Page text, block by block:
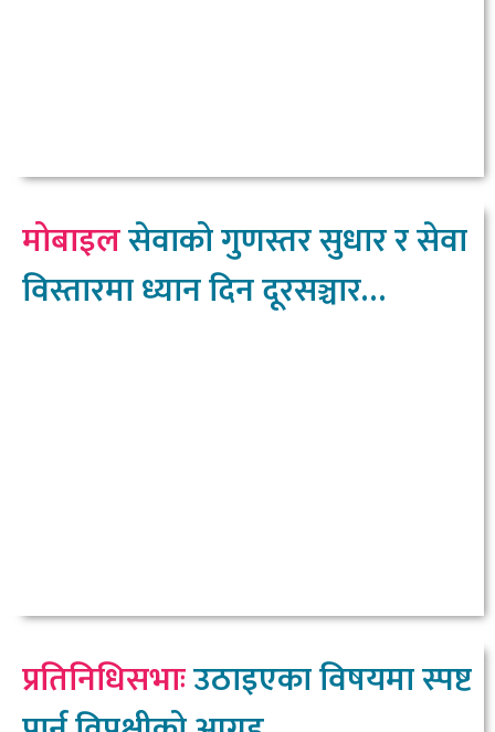
मोबाइलसेवाको गुणस्तर सुधार र सेवा
विस्तारमा ध्यान दिन दूरसञ्चार
प्रतिनिधिसभाःउठाइएका विषयमा स्पष्ट